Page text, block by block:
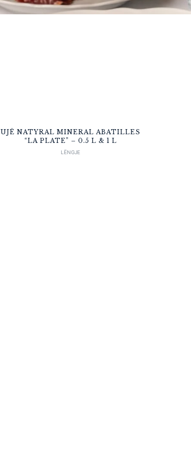
UJË NATYRAL MINERAL ABATILLES
“LA PLATE” – 0.5 L & 1 L
LËNGJE